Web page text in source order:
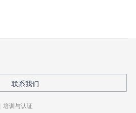
联系我们
| 培训与认证